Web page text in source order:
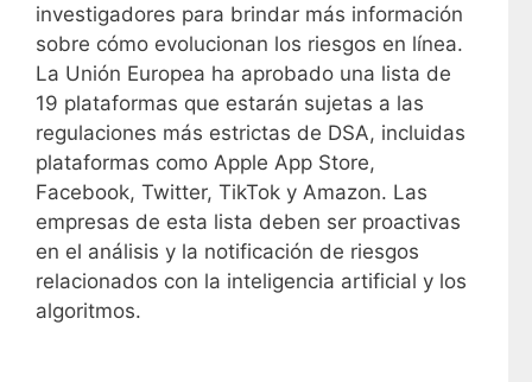
investigadores para brindar más información
sobre cómo evolucionan los riesgos en línea.
La Unión Europea ha aprobado una lista de
19 plataformas que estarán sujetas a las
regulaciones más estrictas de DSA, incluidas
plataformas como Apple App Store,
Facebook, Twitter, TikTok y Amazon. Las
empresas de esta lista deben ser proactivas
en el análisis y la notificación de riesgos
relacionados con la inteligencia artificial y los
algoritmos.